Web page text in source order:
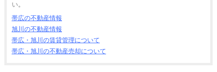
い。
帯広の不動産情報
旭川の不動産情報
帯広・旭川の賃貸管理について
帯広・旭川の不動産売却について